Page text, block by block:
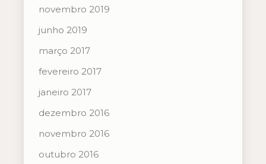
novembro 2019
junho 2019
março 2017
fevereiro 2017
janeiro 2017
dezembro 2016
novembro 2016
outubro 2016